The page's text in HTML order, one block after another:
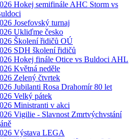
Hokej semifinále AHC Storm vs
Josefovský turnaj
Ukliďme česko
Školení řidičů OÚ
SDH školení řidičů
Hokej finále Otice vs Buldoci AHL
Květná neděle
Zelený čtvrtek
Jubilanti Rosa Drahomír 80 let
Velký pátek
Ministranti v akci
Vigilie - Slavnost Zmrtvýchvstání
Výstava LEGA